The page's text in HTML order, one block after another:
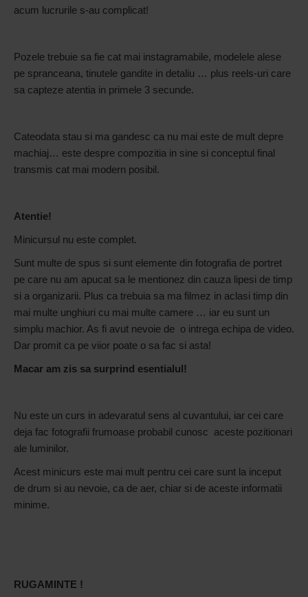
acum lucrurile s-au complicat!
Pozele trebuie sa fie cat mai instagramabile, modelele alese
pe spranceana, tinutele gandite in detaliu … plus reels-uri care
sa capteze atentia in primele 3 secunde.
Cateodata stau si ma gandesc ca nu mai este de mult depre
machiaj… este despre compozitia in sine si conceptul final
transmis cat mai modern posibil.
Atentie!
Minicursul nu este complet.
Sunt multe de spus si sunt elemente din fotografia de portret
pe care nu am apucat sa le mentionez din cauza lipesi de timp
si a organizarii. Plus ca trebuia sa ma filmez in aclasi timp din
mai multe unghiuri cu mai multe camere … iar eu sunt un
simplu machior. As fi avut nevoie de o intrega echipa de video.
Dar promit ca pe viior poate o sa fac si asta!
Macar am zis sa surprind esentialul!
Nu este un curs in adevaratul sens al cuvantului, iar cei care
deja fac fotografii frumoase probabil cunosc aceste pozitionari
ale luminilor.
Acest minicurs este mai mult pentru cei care sunt la inceput
de drum si au nevoie, ca de aer, chiar si de aceste informatii
minime.
RUGAMINTE !